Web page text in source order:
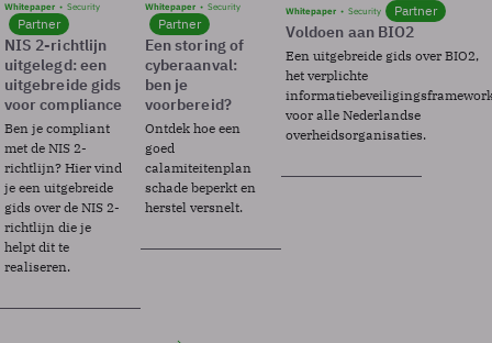
Whitepaper Security
Partner
NIS 2-richtlijn
uitgelegd: een
uitgebreide gids
voor compliance
Ben je compliant
met de NIS 2-
richtlijn? Hier vind
je een uitgebreide
gids over de NIS 2-
richtlijn die je
helpt dit te
realiseren.
Whitepaper Security
Partner
Een storing of
cyberaanval:
ben je
voorbereid?
Ontdek hoe een
goed
calamiteitenplan
schade beperkt en
herstel versnelt.
Whitepaper Security Partner
Voldoen aan BIO2
Een uitgebreide gids over BIO2,
het verplichte
voor alle Nederlandse
overheidsorganisaties.